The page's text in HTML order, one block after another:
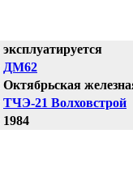
эксплуатируется
ДМ62
Октябрьская
ТЧЭ-21 Волховстрой
1984